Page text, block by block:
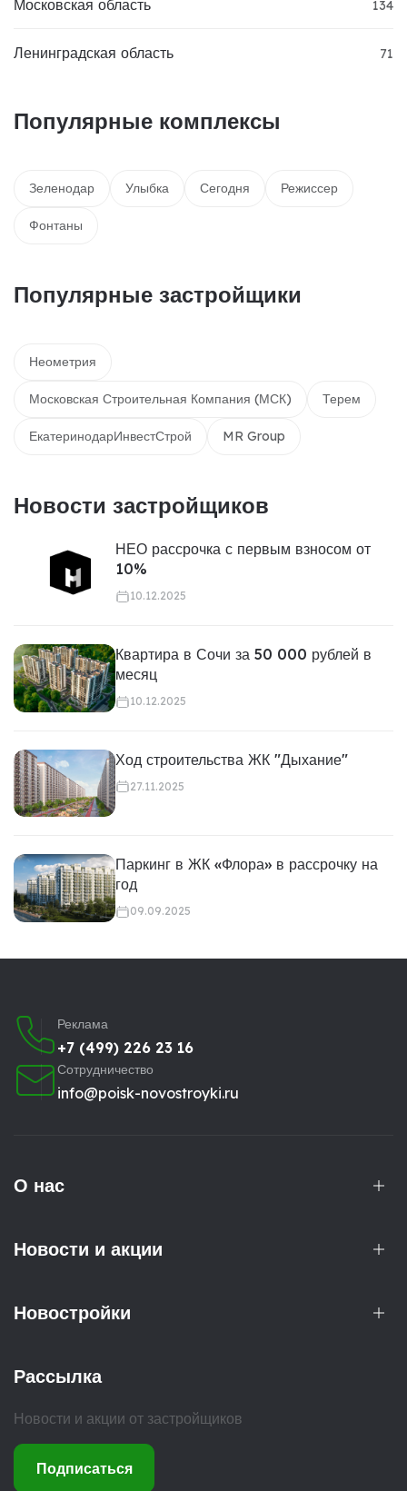
Московская область 134
Ленинградская область 71
Популярные комплексы
Зеленодар Улыбка Сегодня Режиссер
Фонтаны
Популярные застройщики
Неометрия
Московская Строительная Компания (МСК) Терем
ЕкатеринодарИнвестСтрой MR Group
Новости застройщиков
НЕО рассрочка с первым взносом от
10%
10.12.2025
Квартира в Сочи за 50 000 рублей в
месяц
10.12.2025
Ход строительства ЖК "Дыхание"
27.11.2025
Паркинг в ЖК «Флора» в рассрочку на
год
09.09.2025
Реклама
+7 (499) 226 23 16
Сотрудничество
info@poisk-novostroyki.ru
О нас
Новости и акции
Новостройки
Рассылка
Новости и акции от застройщиков
Подписаться